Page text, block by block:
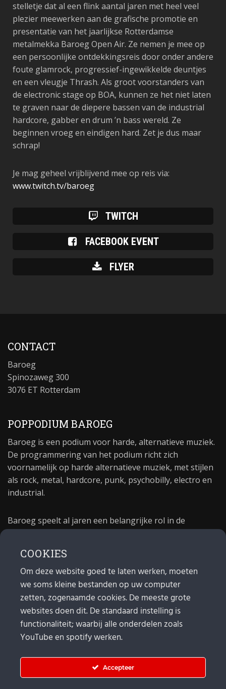
stelletje dat al een flink aantal jaren met heel veel
plezier meewerken aan de grafische promotie en
presentatie van het jaarlijkse Rotterdamse
metalmekka Baroeg Open Air. Ze nemen je mee op
een persoonlijke ontdekkingsreis door onder andere
foute glamrock, progressief-ingewikkelde deuntjes
en een vleugje Thrash. Als groot voorstanders van
de electronic stage op BOA, kunnen ze het niet laten
te graven naar de diepere bassen van de industrial
hardcore, gabber en drum ’n bass wereld. Ze
beginnen vroeg en eindigen hard. Zet je dus maar
schrap!
Je mag geheel vrijblijvend mee op reis via:
www.twitch.tv/baroeg
TWITCH
FACEBOOK EVENT
FLYER
CONTACT
Baroeg
Spinozaweg 300
3076 ET Rotterdam
POPPODIUM BAROEG
Baroeg is een podium voor harde, alternatieve muziek.
De programmering van het podium richt zich
voornamelijk op harde alternatieve muziek, met stijlen
als rock, metal, hardcore, punk, psychobilly, electro en
industrial.
Baroeg speelt al jaren een belangrijke rol in de
poppodium 40 jaar.
MAIL
Algemeen: info@baroeg.nl
Bands & boeking: leon@baroeg.nl
Promotie & publiciteit: francis@baroeg.nl
COOKIES
Om deze website goed te laten werken, moeten
we soms kleine bestanden op uw computer
zetten, zogenaamde cookies. De meeste grote
websites doen dit. De standaard instelling is
functionaliteit; waarbij alle onderdelen zoals
YouTube en spotify werken.
Accepteer